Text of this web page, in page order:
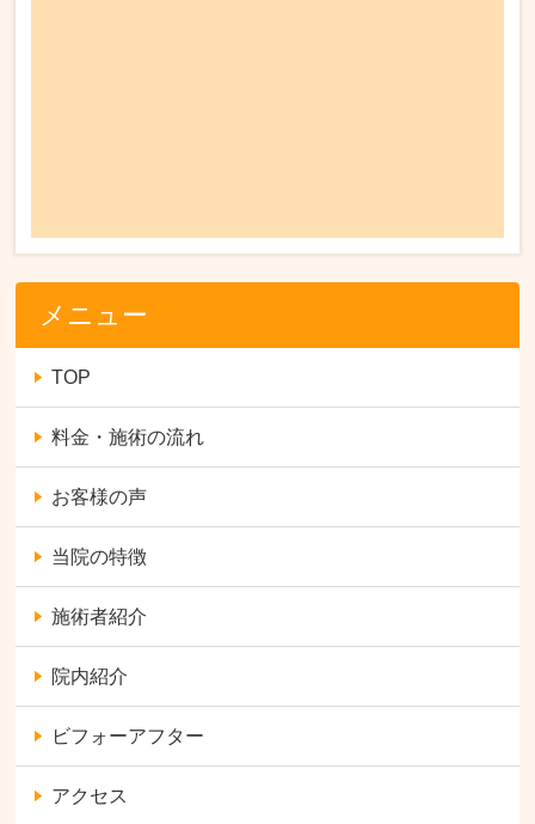
メニュー
TOP
料金・施術の流れ
お客様の声
当院の特徴
施術者紹介
院内紹介
ビフォーアフター
アクセス